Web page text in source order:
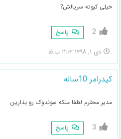
خیلی کیوته سریالش?
2 پاسخ
دی ۱, ۱۳۹۸ ۱۱:۰۲ ب.ظ
کیدرامر 10ساله
مدیر محترم لطفا ملکه سوندوک رو بذارین
3 پاسخ